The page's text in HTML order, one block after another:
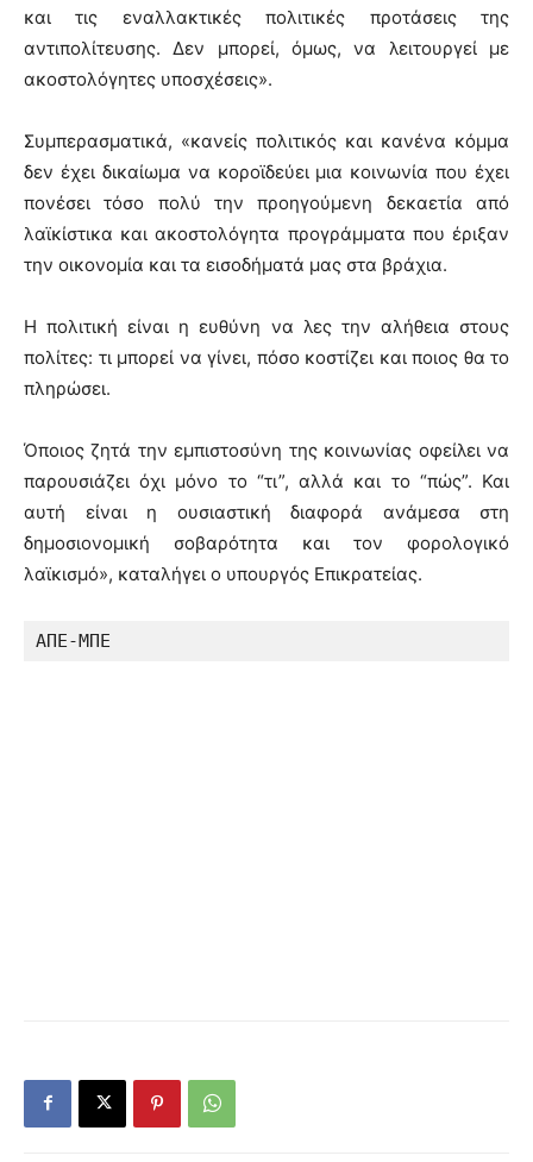
και τις εναλλακτικές πολιτικές προτάσεις της
αντιπολίτευσης. Δεν μπορεί, όμως, να λειτουργεί με
ακοστολόγητες υποσχέσεις».
Συμπερασματικά, «κανείς πολιτικός και κανένα κόμμα
δεν έχει δικαίωμα να κοροϊδεύει μια κοινωνία που έχει
πονέσει τόσο πολύ την προηγούμενη δεκαετία από
λαϊκίστικα και ακοστολόγητα προγράμματα που έριξαν
την οικονομία και τα εισοδήματά μας στα βράχια.
Η πολιτική είναι η ευθύνη να λες την αλήθεια στους
πολίτες: τι μπορεί να γίνει, πόσο κοστίζει και ποιος θα το
πληρώσει.
Όποιος ζητά την εμπιστοσύνη της κοινωνίας οφείλει να
παρουσιάζει όχι μόνο το “τι”, αλλά και το “πώς”. Και
αυτή είναι η ουσιαστική διαφορά ανάμεσα στη
δημοσιονομική σοβαρότητα και τον φορολογικό
λαϊκισμό», καταλήγει ο υπουργός Επικρατείας.
ΑΠΕ-ΜΠΕ